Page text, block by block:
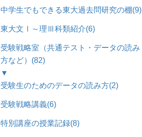
中学生でもできる東大過去問研究の棚(9)
東大文Ⅰ～理Ⅲ科類紹介(6)
受験戦略室（共通テスト・データの読み
方など） (82)
▼
受験生のためのデータの読み方(2)
受験戦略講義(6)
特別講座の授業記録(8)